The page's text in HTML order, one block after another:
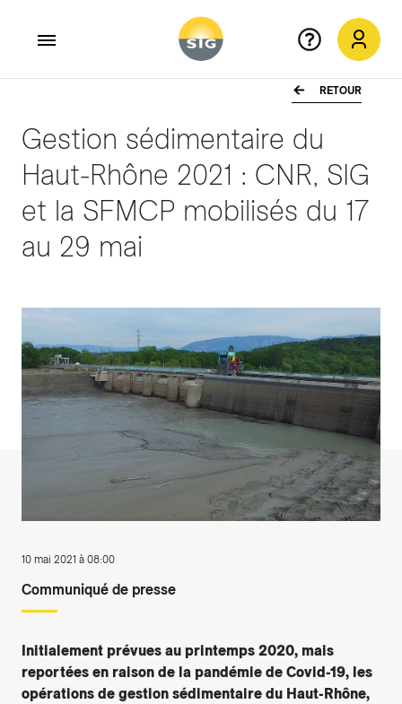
RETOUR
Gestion sédimentaire du
Haut-Rhône 2021 : CNR, SIG
et la SFMCP mobilisés du 17
au 29 mai
10 mai 2021 à 08:00
Communiqué de presse
Initialement prévues au printemps 2020, mais
reportées en raison de la pandémie de Covid-19, les
opérations de gestion sédimentaire du Haut-Rhône,